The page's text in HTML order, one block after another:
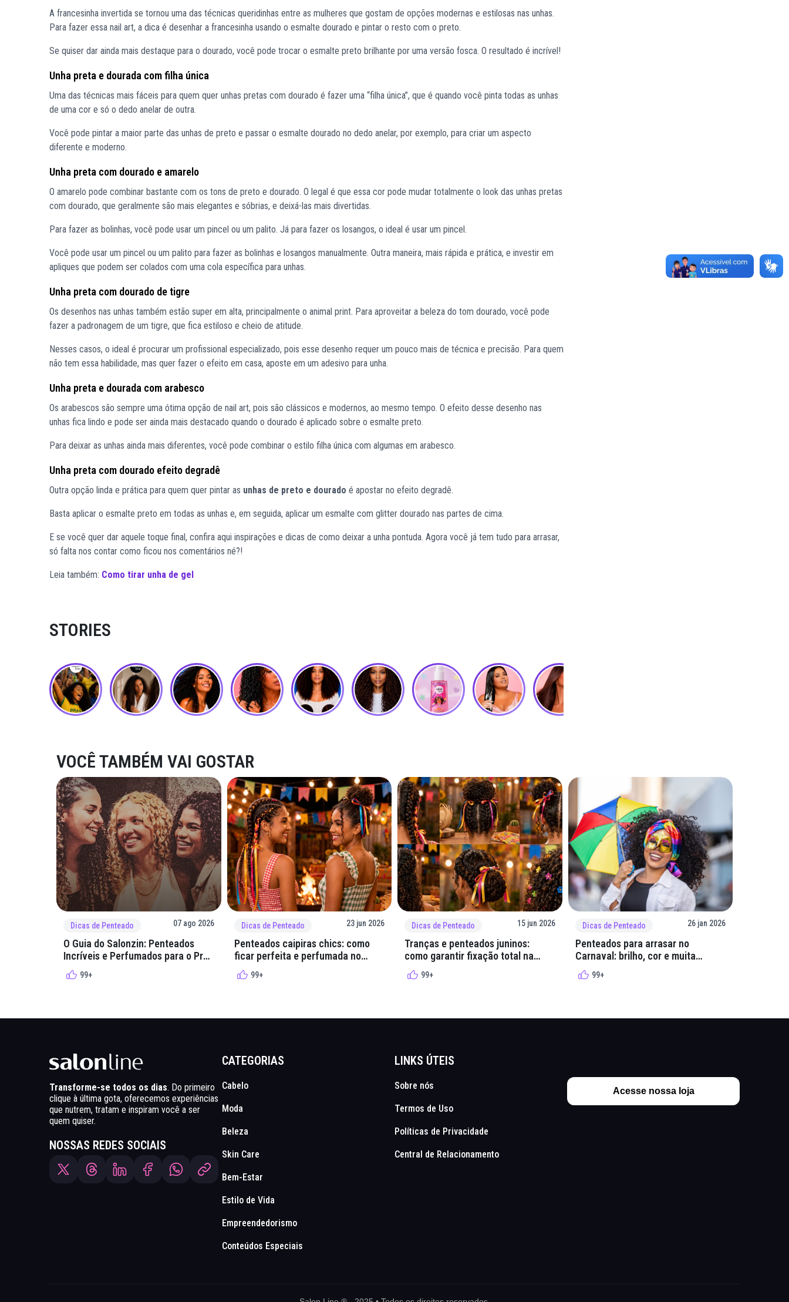
A francesinha invertida se tornou uma das técnicas queridinhas entre as mulheres que gostam de opções modernas e estilosas nas unhas.
Para fazer essa nail art, a dica é desenhar a francesinha usando o esmalte dourado e pintar o resto com o preto.
Se quiser dar ainda mais destaque para o dourado, você pode trocar o esmalte preto brilhante por uma versão fosca. O resultado é incrível!
Unha preta e dourada com filha única
Uma das técnicas mais fáceis para quem quer unhas pretas com dourado é fazer uma “filha única”, que é quando você pinta todas as unhas
de uma cor e só o dedo anelar de outra.
Você pode pintar a maior parte das unhas de preto e passar o esmalte dourado no dedo anelar, por exemplo, para criar um aspecto
diferente e moderno.
Unha preta com dourado e amarelo
O amarelo pode combinar bastante com os tons de preto e dourado. O legal é que essa cor pode mudar totalmente o look das unhas pretas
com dourado, que geralmente são mais elegantes e sóbrias, e deixá-las mais divertidas.
Para fazer as bolinhas, você pode usar um pincel ou um palito. Já para fazer os losangos, o ideal é usar um pincel.
Você pode usar um pincel ou um palito para fazer as bolinhas e losangos manualmente. Outra maneira, mais rápida e prática, e investir em
apliques que podem ser colados com uma cola específica para unhas.
Unha preta com dourado de tigre
Os desenhos nas unhas também estão super em alta, principalmente o animal print. Para aproveitar a beleza do tom dourado, você pode
fazer a padronagem de um tigre, que fica estiloso e cheio de atitude.
Nesses casos, o ideal é procurar um profissional especializado, pois esse desenho requer um pouco mais de técnica e precisão. Para quem
não tem essa habilidade, mas quer fazer o efeito em casa, aposte em um adesivo para unha.
Unha preta e dourada com arabesco
Os arabescos são sempre uma ótima opção de nail art, pois são clássicos e modernos, ao mesmo tempo. O efeito desse desenho nas
unhas fica lindo e pode ser ainda mais destacado quando o dourado é aplicado sobre o esmalte preto.
Para deixar as unhas ainda mais diferentes, você pode combinar o estilo filha única com algumas em arabesco.
Unha preta com dourado efeito degradê
Outra opção linda e prática para quem quer pintar as unhas de preto e dourado é apostar no efeito degradê.
Basta aplicar o esmalte preto em todas as unhas e, em seguida, aplicar um esmalte com glitter dourado nas partes de cima.
E se você quer dar aquele toque final, confira aqui inspirações e dicas de como deixar a unha pontuda. Agora você já tem tudo para arrasar,
só falta nos contar como ficou nos comentários né?!
Leia também: Como tirar unha de gel
STORIES
VOCÊ TAMBÉM VAI GOSTAR
Dicas de Penteado 07 ago 2026
O Guia do Salonzin: Penteados
Incríveis e Perfumados para o Pré-
Rolê
99+
Dicas de Penteado 23 jun 2026
Penteados caipiras chics: como
ficar perfeita e perfumada no
arraial
99+
Dicas de Penteado 15 jun 2026
Tranças e penteados juninos:
como garantir fixação total na
quadrilha
99+
Dicas de Penteado 26 jan 2026
Penteados para arrasar no
Carnaval: brilho, cor e muita
criatividade
99+
Transforme-se todos os dias. Do primeiro
clique à última gota, oferecemos experiências
que nutrem, tratam e inspiram você a ser
quem quiser.
NOSSAS REDES SOCIAIS
CATEGORIAS
Cabelo
Moda
Beleza
Skin Care
Bem-Estar
Estilo de Vida
Empreendedorismo
Conteúdos Especiais
LINKS ÚTEIS
Sobre nós
Termos de Uso
Políticas de Privacidade
Central de Relacionamento
Acesse nossa loja